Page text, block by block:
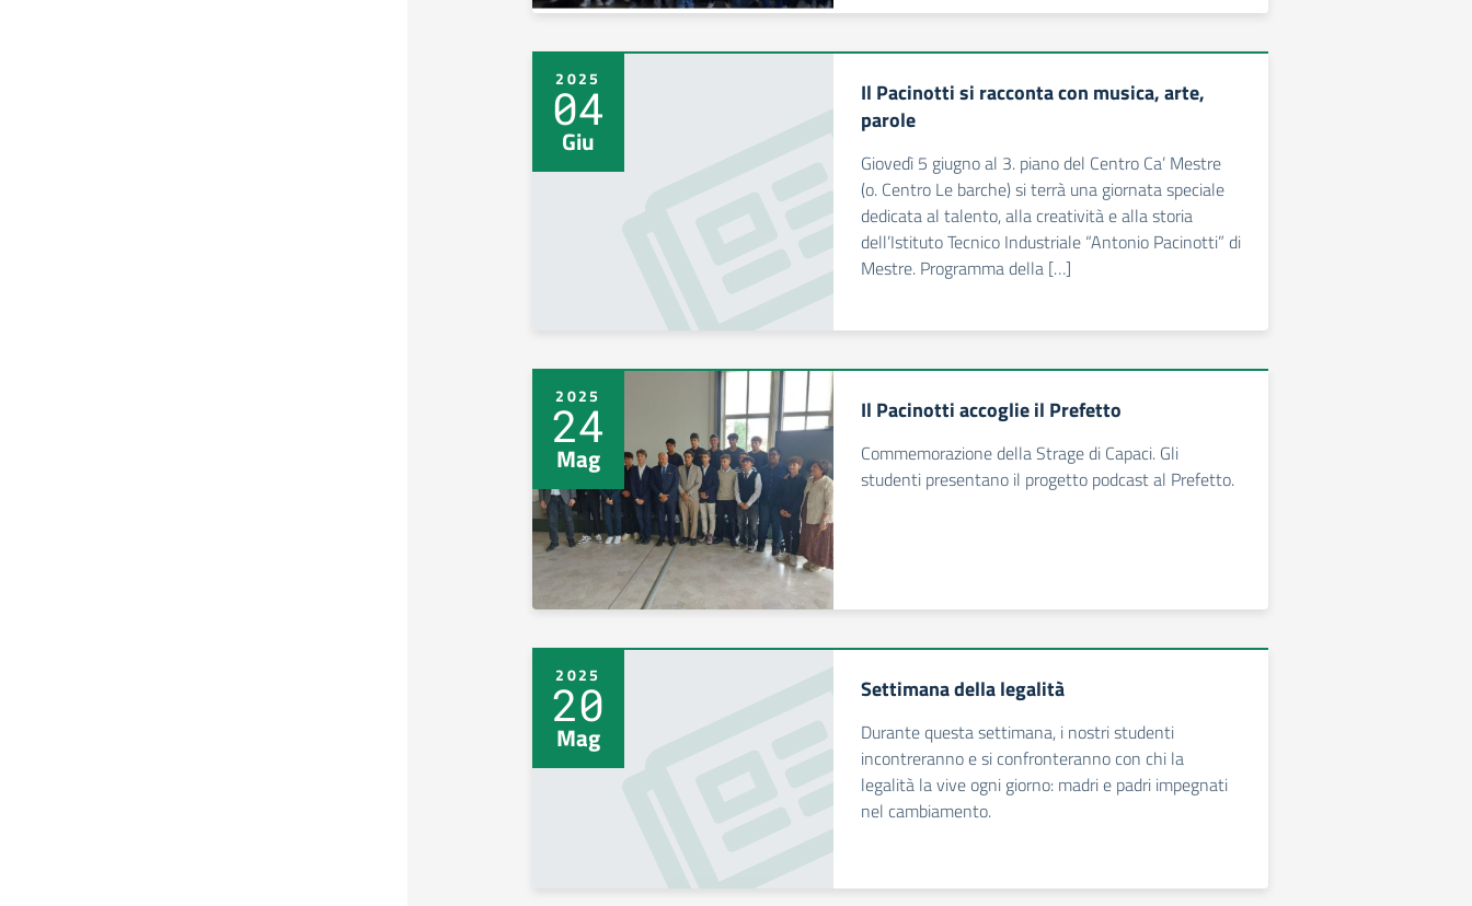
2025
04
Giu
Il Pacinotti si racconta con musica, arte,
parole
Giovedì 5 giugno al 3. piano del Centro Ca’ Mestre
(o. Centro Le barche) si terrà una giornata speciale
dedicata al talento, alla creatività e alla storia
dell’Istituto Tecnico Industriale “Antonio Pacinotti” di
Mestre. Programma della […]
2025
24
Mag
Il Pacinotti accoglie il Prefetto
Commemorazione della Strage di Capaci. Gli
studenti presentano il progetto podcast al Prefetto.
2025
20
Mag
Settimana della legalità
Durante questa settimana, i nostri studenti
incontreranno e si confronteranno con chi la
legalità la vive ogni giorno: madri e padri impegnati
nel cambiamento.